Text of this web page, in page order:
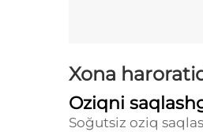
Xona
Oziqni
Soğutsiz oziq